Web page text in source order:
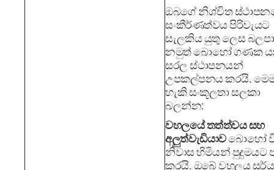
ඔබගේ නිශ්චිත
සංකීර්ණත්වය පිරිවැයට
සැලකිය යුතු ලෙස
නමුත් බොහෝ ගණක
සරල ස්ථාපනයන්
උපකල්පනය කරයි.
හැකි සංකූලතා සලකා
බලන්න:
වහලයේ තත්ත්වය සහ
අලුත්වැඩියාවබොහෝ
නිවාස හිමියන් පුදුමයට
කරයි. ඔබේ වහලය සූර්ය